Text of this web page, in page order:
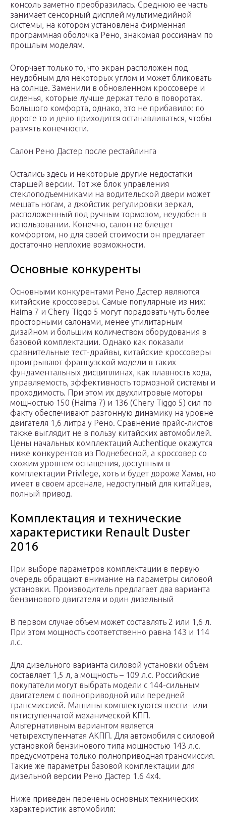
консоль заметно преобразилась. Среднюю ее часть
занимает сенсорный дисплей мультимедийной
системы, на котором установлена фирменная
программная оболочка Рено, знакомая россиянам по
прошлым моделям.
Огорчает только то, что экран расположен под
неудобным для некоторых углом и может бликовать
на солнце. Заменили в обновленном кроссовере и
сиденья, которые лучше держат тело в поворотах.
Большого комфорта, однако, это не прибавило: по
дороге то и дело приходится останавливаться, чтобы
размять конечности.
Салон Рено Дастер после рестайлинга
Остались здесь и некоторые другие недостатки
старшей версии. Тот же блок управления
стеклоподъемниками на водительской двери может
мешать ногам, а джойстик регулировки зеркал,
расположенный под ручным тормозом, неудобен в
использовании. Конечно, салон не блещет
комфортом, но для своей стоимости он предлагает
достаточно неплохие возможности.
Основные конкуренты
Основными конкурентами Рено Дастер являются
китайские кроссоверы. Самые популярные из них:
Haima 7 и Chery Tiggo 5 могут порадовать чуть более
просторными салонами, менее утилитарным
дизайном и большим количеством оборудования в
базовой комплектации. Однако как показали
сравнительные тест-драйвы, китайские кроссоверы
проигрывают французской модели в таких
фундаментальных дисциплинах, как плавность хода,
управляемость, эффективность тормозной системы и
проходимость. При этом их двухлитровые моторы
мощностью 150 (Haima 7) и 136 (Chery Tiggo 5) сил по
факту обеспечивают разгонную динамику на уровне
двигателя 1,6 литра у Рено. Сравнение прайс-листов
также выглядит не в пользу китайских автомобилей.
Цены начальных комплектаций Authentique окажутся
ниже конкурентов из Поднебесной, а кроссовер со
схожим уровнем оснащения, доступным в
комплектации Privilege, хоть и будет дороже Хамы, но
имеет в своем арсенале, недоступный для китайцев,
полный привод.
Комплектация и технические
характеристики Renault Duster
2016
При выборе параметров комплектации в первую
очередь обращают внимание на параметры силовой
установки. Производитель предлагает два варианта
бензинового двигателя и один дизельный
В первом случае объем может составлять 2 или 1,6 л.
При этом мощность соответственно равна 143 и 114
л.с.
Для дизельного варианта силовой установки объем
составляет 1,5 л, а мощность – 109 л.с. Российские
покупатели могут выбрать модели с 144-сильным
двигателем с полноприводной или передней
трансмиссией. Машины комплектуются шести- или
пятиступенчатой механической КПП.
Альтернативным вариантом является
четырехступенчатая АКПП. Для автомобиля с силовой
установкой бензинового типа мощностью 143 л.с.
предусмотрена только полноприводная трансмиссия.
Такие же параметры базовой комплектации для
дизельной версии Рено Дастер 1.6 4х4.
Ниже приведен перечень основных технических
характеристик автомобиля: